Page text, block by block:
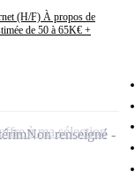
(H/F) À propos de
de 50 à 65K€ +
Non renseigné
à ma sélection